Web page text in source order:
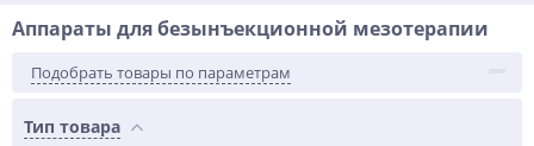
Аппараты для безынъекционной мезотерапии
Подобрать товары по параметрам
Тип товара